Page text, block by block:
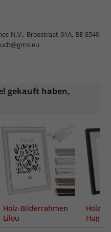
N.V., Breestraat 31A, BE 8540
gekauft haben,
Holz-Bilderrahmen
Lilou
Holz-